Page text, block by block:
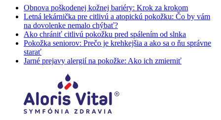
Obnova poškodenej kožnej bariéry: Krok za krokom
Letná lekárnička pre citlivú a atopickú pokožku: Čo by vám
na dovolenke nemalo chýbať?
Ako chrániť citlivú pokožku pred spálením od slnka
Pokožka seniorov: Prečo je krehkejšia a ako sa o ňu správne
starať
Jarné prejavy alergií na pokožke: Ako ich zmierniť